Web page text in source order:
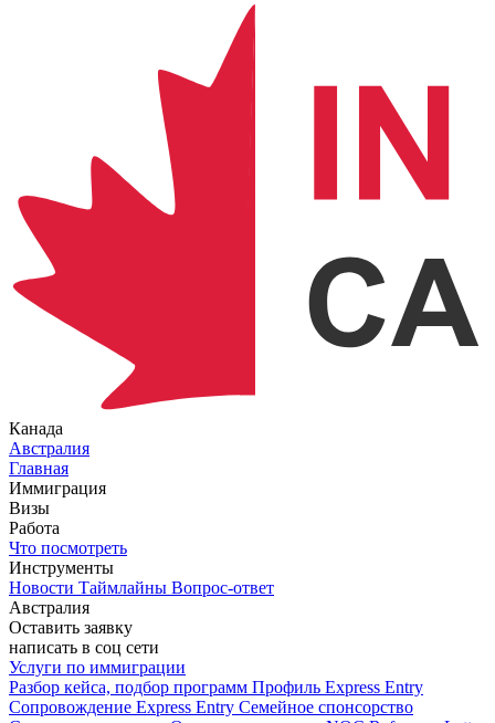
Канада
Австралия
Главная
Иммиграция
Визы
Работа
Что посмотреть
Инструменты
Новости Таймлайны Вопрос-ответ
Австралия
Оставить заявку
написать в соц сети
Услуги по иммиграции
Разбор кейса, подбор программ Профиль Express Entry
Сопровождение Express Entry Семейное спонсорство